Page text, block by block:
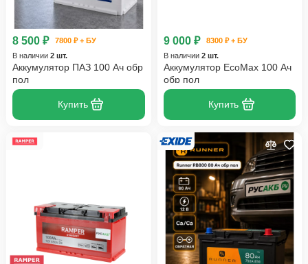
8 500 ₽
7800 ₽ + БУ
В наличии 2 шт.
Аккумулятор ПАЗ 100 Ач обр
пол
Купить
9 000 ₽
8300 ₽ + БУ
В наличии 2 шт.
Аккумулятор EcoMax 100 Ач
обр пол
Купить